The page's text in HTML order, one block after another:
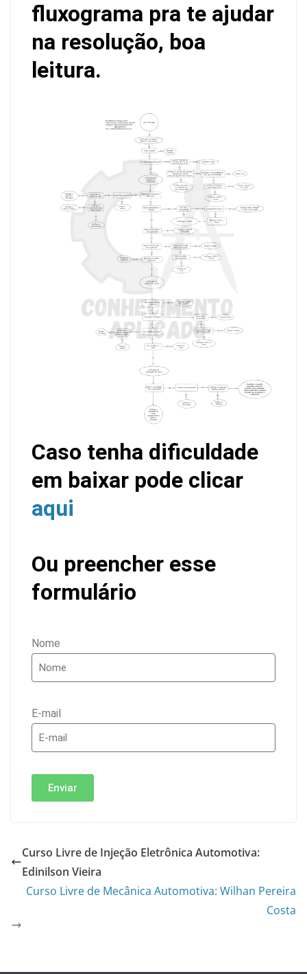
fluxograma pra te ajudar
na resolução, boa
leitura.
Caso tenha dificuldade
em baixar pode clicar
aqui
Ou preencher esse
formulário
Nome
E-mail
Enviar
Curso Livre de Injeção Eletrônica Automotiva:
Edinilson Vieira
Curso Livre de Mecânica Automotiva: Wilhan Pereira
Costa